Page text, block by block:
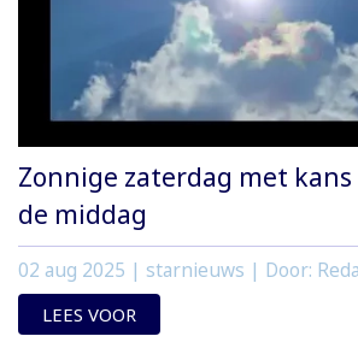
Zonnige zaterdag met
de middag
02 aug 2025 | starnieuws | Door:
LEES VOOR